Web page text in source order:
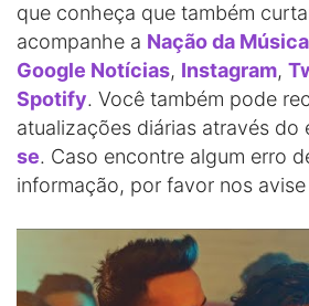
que conheça que também
acompanhe a Nação da Música
Google Notícias, Instagram,
Spotify. Você também pode
atualizações diárias através do
se. Caso encontre algum erro
informação, por favor nos